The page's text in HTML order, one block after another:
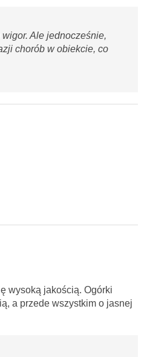
Ale jednocześnie,
chorób w obiekcie, co
wysoką jakością. Ogórki
a przede wszystkim o jasnej